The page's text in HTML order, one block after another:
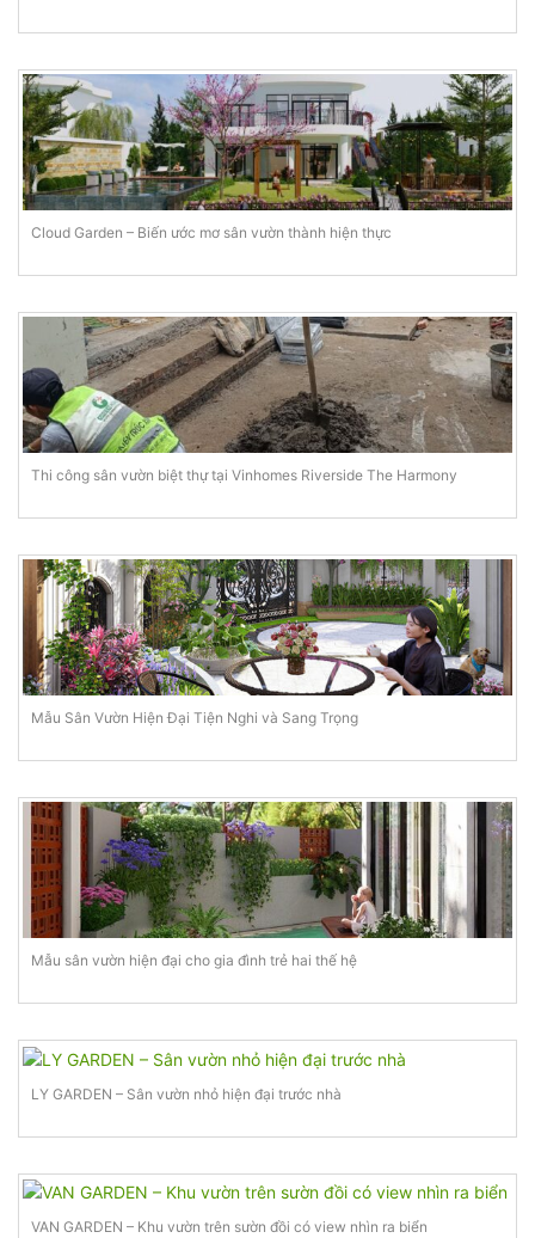
Cloud Garden – Biến ước mơ sân vườn thành hiện thực
Thi công sân vườn biệt thự tại Vinhomes Riverside The Harmony
Mẫu Sân Vườn Hiện Đại Tiện Nghi và Sang Trọng
Mẫu sân vườn hiện đại cho gia đình trẻ hai thế hệ
LY GARDEN – Sân vườn nhỏ hiện đại trước nhà
VAN GARDEN – Khu vườn trên sườn đồi có view nhìn ra biển